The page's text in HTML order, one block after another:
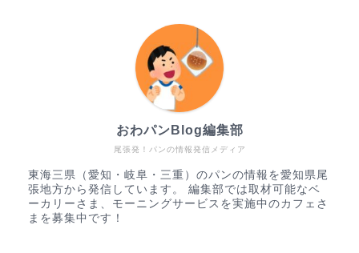
尾張発！パンの情報発信メディア
おわパンBlog編集部
東海三県（愛知・岐阜・三重）のパンの情報を愛知県尾
張地方から発信しています。 編集部では取材可能なベ
ーカリーさま、モーニングサービスを実施中のカフェさ
まを募集中です！